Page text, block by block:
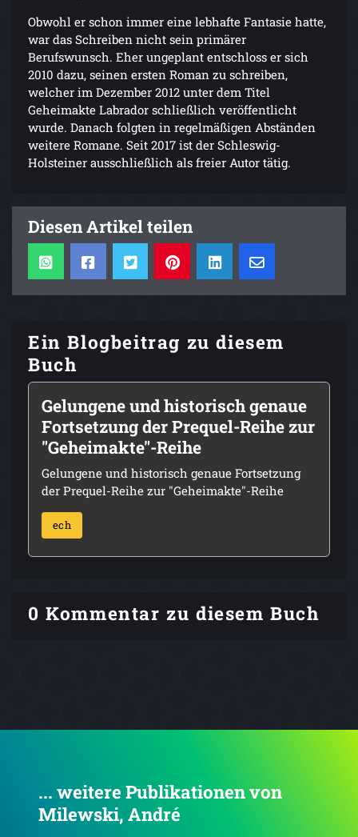
Obwohl er schon immer eine lebhafte Fantasie hatte,
war das Schreiben nicht sein primärer
Berufswunsch. Eher ungeplant entschloss er sich
2010 dazu, seinen ersten Roman zu schreiben,
welcher im Dezember 2012 unter dem Titel
Geheimakte Labrador schließlich veröffentlicht
wurde. Danach folgten in regelmäßigen Abständen
weitere Romane. Seit 2017 ist der Schleswig-
Holsteiner ausschließlich als freier Autor tätig.
Diesen Artikel teilen
Ein Blogbeitrag zu diesem
Buch
Gelungene und historisch genaue
Fortsetzung der Prequel-Reihe zur
"Geheimakte"-Reihe
Gelungene und historisch genaue Fortsetzung
der Prequel-Reihe zur "Geheimakte"-Reihe
ech
0 Kommentar zu diesem Buch
... weitere Publikationen von
Milewski, André